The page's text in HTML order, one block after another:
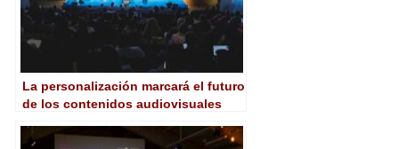
La personalización marcará el futuro
de los contenidos audiovisuales